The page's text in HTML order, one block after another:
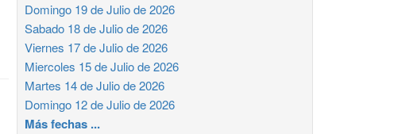
Domingo 19 de Julio de 2026
Sabado 18 de Julio de 2026
Viernes 17 de Julio de 2026
Miercoles 15 de Julio de 2026
Martes 14 de Julio de 2026
Domingo 12 de Julio de 2026
Más fechas ...